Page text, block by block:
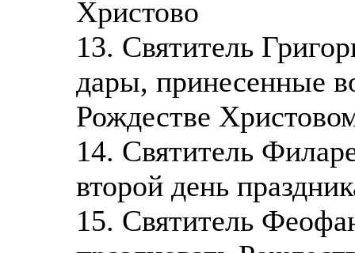
Христово
13. Святитель
дары, принесенные
Рождестве
14. Святитель
второй день
15. Святитель